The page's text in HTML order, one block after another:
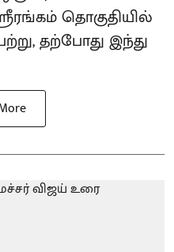
தொகுதியில்
தற்போது இந்து